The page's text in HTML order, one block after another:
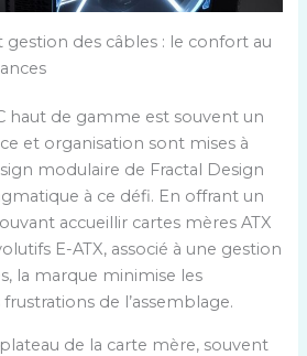
des câbles : le confort au
haut de gamme est souvent un
et organisation sont mises à
modulaire de Fractal Design
à ce défi. En offrant un
accueillir cartes mères ATX
E-ATX, associé à une gestion
la marque minimise les
de l’assemblage.
de la carte mère, souvent